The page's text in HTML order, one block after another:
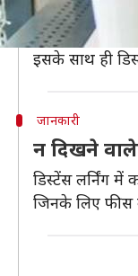
डिस्टेंस लर्निंग
ध्यान दिलाए।
इसके साथ ही
जानकारी
न दिखने
डिस्टेंस लर्निंग
जिनके लिए फीस